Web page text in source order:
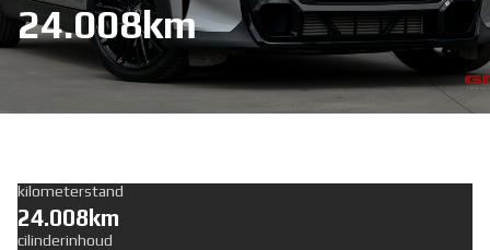
24.008km
kilometerstand
24.008km
cilinderinhoud